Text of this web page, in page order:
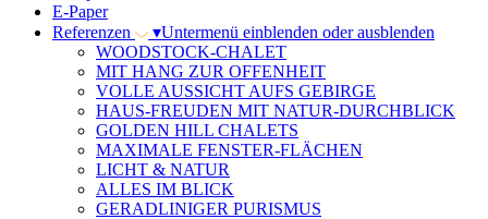
E-Paper
Referenzen
▾Untermenü einblenden oder ausblenden
WOODSTOCK-CHALET
MIT HANG ZUR OFFENHEIT
VOLLE AUSSICHT AUFS GEBIRGE
HAUS-FREUDEN MIT NATUR-DURCHBLICK
GOLDEN HILL CHALETS
MAXIMALE FENSTER-FLÄCHEN
LICHT & NATUR
ALLES IM BLICK
GERADLINIGER PURISMUS